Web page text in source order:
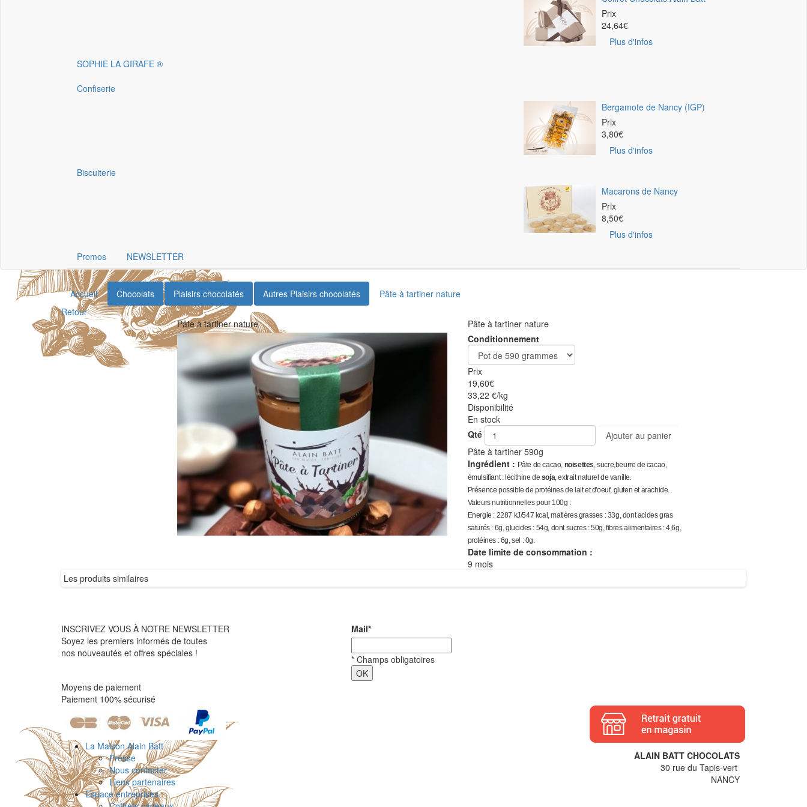
Prix
24,64€
Plus d'infos
SOPHIE LA GIRAFE ®
Confiserie
Bergamote de Nancy (IGP)
Prix
3,80€
Plus d'infos
Biscuiterie
Macarons de Nancy
Prix
8,50€
Plus d'infos
Promos
NEWSLETTER
Accueil Chocolats Plaisirs chocolatés Autres Plaisirs chocolatés
Pâte à tartiner nature
Retour
Pâte à tartiner nature
Pâte à tartiner nature
Conditionnement
Prix
19,60€
33,22 €/kg
Disponibilité
En stock
Qté
Ajouter au panier
Pâte à tartiner 590g
Ingrédient : Pâte de cacao, noisettes, sucre,beurre de cacao,
émulsifiant : lécithine de soja, extrait naturel de vanille.
Présence possible de protéines de lait et d'oeuf, gluten et arachide.
Valeurs nutritionnelles pour 100g :
Energie : 2287 kJ/547 kcal, matières grasses : 33g, dont acides gras
saturés : 6g, glucides : 54g, dont sucres : 50g, fibres alimentaires : 4,6g,
protéines : 6g, sel : 0g.
Date limite de consommation :
9 mois
Les produits similaires
INSCRIVEZ VOUS À NOTRE NEWSLETTER
Soyez les premiers informés de toutes
nos nouveautés et offres spéciales !
Mail*
* Champs obligatoires
Moyens de paiement
Paiement 100% sécurisé
ALAIN BATT CHOCOLATS
30 rue du Tapis-vert
NANCY
La Maison Alain Batt
Presse
Nous contacter
Liens partenaires
Espace entreprises